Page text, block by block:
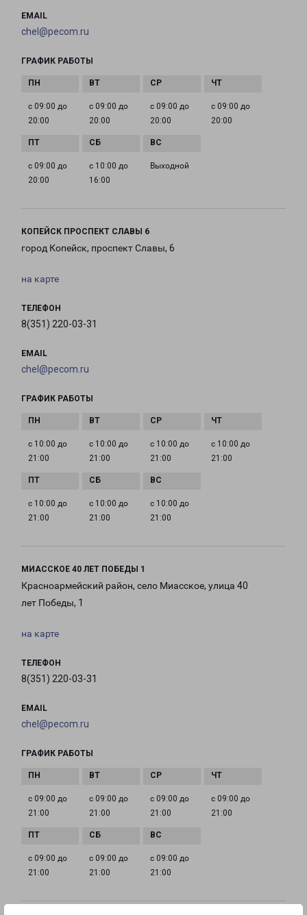
EMAIL
chel@pecom.ru
ГРАФИК РАБОТЫ
с 09:00 до
20:00
с 09:00 до
20:00
с 09:00 до
20:00
с 09:00 до
20:00
с 09:00 до
20:00
с 10:00 до
16:00
Выходной
КОПЕЙСК ПРОСПЕКТ СЛАВЫ 6
город Копейск, проспект Славы, 6
на карте
ТЕЛЕФОН
8(351) 220-03-31
EMAIL
chel@pecom.ru
ГРАФИК РАБОТЫ
с 10:00 до
21:00
с 10:00 до
21:00
с 10:00 до
21:00
с 10:00 до
21:00
с 10:00 до
21:00
с 10:00 до
21:00
с 10:00 до
21:00
МИАССКОЕ 40 ЛЕТ ПОБЕДЫ 1
Красноармейский район, село Миасское, улица 40
лет Победы, 1
на карте
ТЕЛЕФОН
8(351) 220-03-31
EMAIL
chel@pecom.ru
ГРАФИК РАБОТЫ
с 09:00 до
21:00
с 09:00 до
21:00
с 09:00 до
21:00
с 09:00 до
21:00
с 09:00 до
21:00
с 09:00 до
21:00
с 09:00 до
21:00